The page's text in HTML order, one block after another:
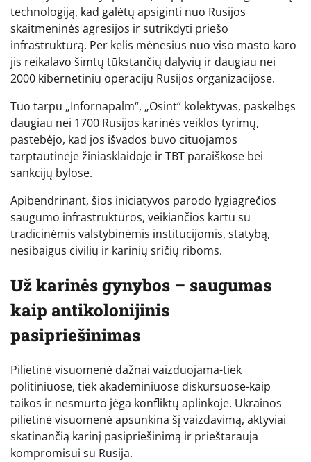
technologiją, kad galėtų apsiginti nuo Rusijos
skaitmeninės agresijos ir sutrikdyti priešo
infrastruktūrą. Per kelis mėnesius nuo viso masto karo
jis reikalavo šimtų tūkstančių dalyvių ir daugiau nei
2000 kibernetinių operacijų Rusijos organizacijose.
Tuo tarpu „Infornapalm“, „Osint“ kolektyvas, paskelbęs
daugiau nei 1700 Rusijos karinės veiklos tyrimų,
pastebėjo, kad jos išvados buvo cituojamos
tarptautinėje žiniasklaidoje ir TBT paraiškose bei
sankcijų bylose.
Apibendrinant, šios iniciatyvos parodo lygiagrečios
saugumo infrastruktūros, veikiančios kartu su
tradicinėmis valstybinėmis institucijomis, statybą,
nesibaigus civilių ir karinių sričių riboms.
Už karinės gynybos – saugumas
kaip antikolonijinis
pasipriešinimas
Pilietinė visuomenė dažnai vaizduojama-tiek
politiniuose, tiek akademiniuose diskursuose-kaip
taikos ir nesmurto jėga konfliktų aplinkoje. Ukrainos
pilietinė visuomenė apsunkina šį vaizdavimą, aktyviai
skatinančią karinį pasipriešinimą ir prieštarauja
kompromisui su Rusija.